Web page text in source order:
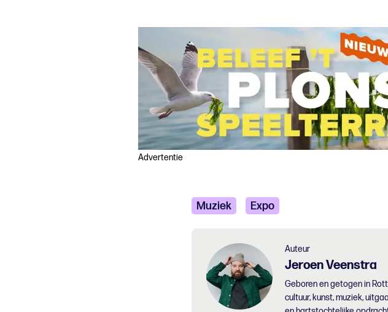
Advertentie
Muziek Expo
Auteur
JeroenVeenstra
Geboren en getogen in
cultuur, kunst, muziek,